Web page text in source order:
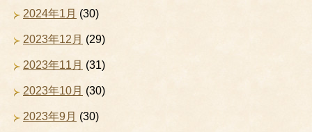
2024年1月 (30)
2023年12月 (29)
2023年11月 (31)
2023年10月 (30)
2023年9月 (30)